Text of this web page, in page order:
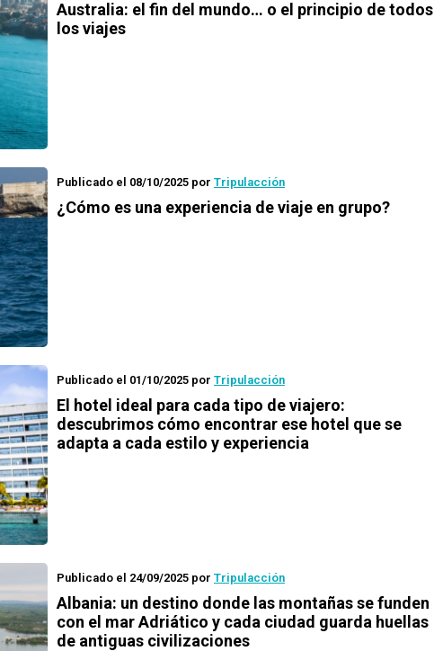
Australia: el fin del mundo… o el principio de todos
los viajes
Publicado el 08/10/2025 por Tripulacción
¿Cómo es una experiencia de viaje en grupo?
Publicado el 01/10/2025 por Tripulacción
El hotel ideal para cada tipo de viajero:
descubrimos cómo encontrar ese hotel que se
adapta a cada estilo y experiencia
Publicado el 24/09/2025 por Tripulacción
Albania: un destino donde las montañas se funden
con el mar Adriático y cada ciudad guarda huellas
de antiguas civilizaciones